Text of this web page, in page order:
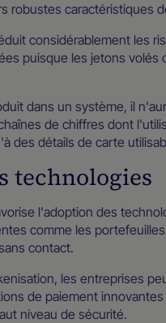
robustes caractéristiques
considérablement les
puisque les jetons volés
dans un système, il
de chiffres dont
des détails de carte
technologies
l'adoption des
comme les
contact.
les entreprises
de paiement
niveau de sécurité.